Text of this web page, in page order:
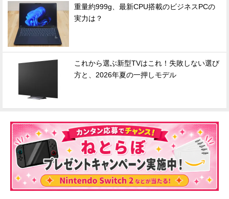
重量約999g、最新CPU搭載のビジネスPCの
実力は？
これから選ぶ新型TVはこれ！失敗しない選び
方と、2026年夏の一押しモデル